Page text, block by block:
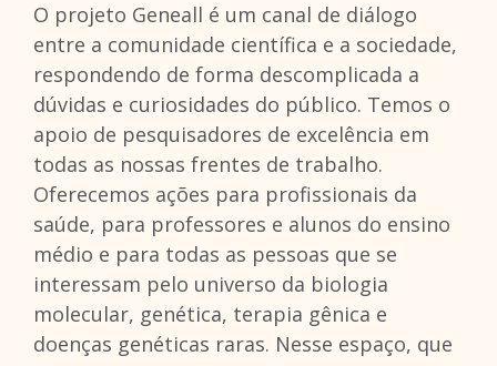
O projeto Geneall é um canal de diálogo
entre a comunidade científica e a sociedade,
respondendo de forma descomplicada a
dúvidas e curiosidades do público. Temos o
apoio de pesquisadores de excelência em
todas as nossas frentes de trabalho.
Oferecemos ações para profissionais da
saúde, para professores e alunos do ensino
médio e para todas as pessoas que se
interessam pelo universo da biologia
molecular, genética, terapia gênica e
doenças genéticas raras. Nesse espaço, que